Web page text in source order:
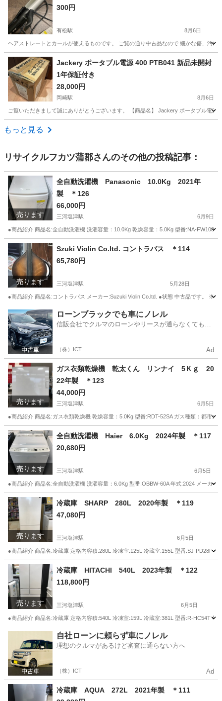
300円
有松駅 8月6日
ヘアストレートとカールが使えるものです。 ご覧の通り中古品なので 細かな傷、汚
愛知 名古屋市 美容家電
Jackery ポータブル電源 400 PTB041 新品未開封
1年保証付き
28,000円
岡崎駅 8月6日
ご覧いただきまして誠にありがとうございます。 【商品名】 Jackery ポータブル電
愛知 岡崎市
もっと見る
リサイクルフカツ蒲郡さんのその他の投稿記事：
売ります
全自動洗濯機 Panasonic 10.0Kg 2021年
製 ＊126
66,000円
三河塩津駅 6月9日
●商品紹介 商品名:全自動洗濯機 洗濯容量：10.0Kg 乾燥容量：5.0Kg 型番:NA-
愛知 蒲郡市 Panasonic
売ります
Szuki Violin Co.ltd. コントラバス ＊114
65,780円
三河塩津駅 5月28日
●商品紹介 商品名:コントラバス メーカー:Suzuki Violin Co.ltd. ●状態 中古品です。 ※
愛知 蒲郡市 三河塩津駅 弦楽器、ギター ltd
ローンブラックでも車にノレル
信販会社でクルマのローンやリースが通らなくてもク
（株）ICT Ad
売ります
ガス衣類乾燥機 乾太くん リンナイ 5Ｋｇ 20
22年製 ＊123
44,000円
三河塩津駅 6月5日
●商品紹介 商品名:ガス衣類乾燥機 乾燥容量：5.0Kg 型番:RDT-52SA ガス種類：都市
愛知 蒲郡市 三河塩津駅
売ります
全自動洗濯機 Haier 6.0Kg 2024年製 ＊117
20,680円
三河塩津駅 6月5日
●商品紹介 商品名:全自動洗濯機 洗濯容量：6.0Kg 型番:OBBW-60A 年式:2024 メーカ
愛知 蒲郡市 三河塩津駅
売ります
冷蔵庫 SHARP 280L 2020年製 ＊119
47,080円
三河塩津駅 6月5日
●商品紹介 商品名:冷蔵庫 定格内容積:280L 冷凍室:125L 冷蔵室:155L 型番:SJ-PD28F
愛知 蒲郡市 三河塩津駅 SHARP
売ります
冷蔵庫 HITACHI 540L 2023年製 ＊122
118,800円
三河塩津駅 6月5日
●商品紹介 商品名:冷蔵庫 定格内容積:540L 冷凍室:159L 冷蔵室:381L 型番:R-HC54T
三河塩津駅 キッチン家電 HITACHI
自社ローンに頼らず車にノレル
理想のクルマがあるけど審査に通らない方へ
（株）ICT Ad
冷蔵庫 AQUA 272L 2021年製 ＊111